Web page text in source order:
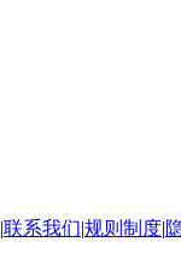
|联系我们|规则制度|